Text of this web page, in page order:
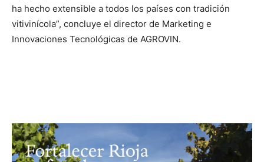
ha hecho extensible a todos los países con tradición
vitivinícola”, concluye el director de Marketing e
Innovaciones Tecnológicas de AGROVIN.